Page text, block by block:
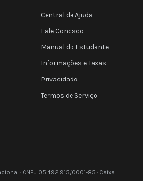
Central de Ajuda
Fale Conosco
Manual do Estudante
Informações e Taxas
Privacidade
Termos de Serviço
· CNPJ 05.492.915/0001-85 · Caixa